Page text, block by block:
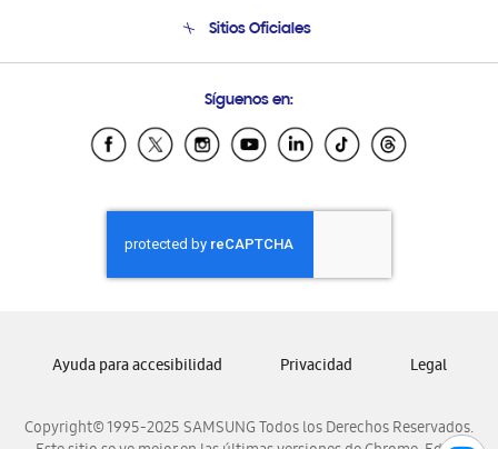
Condiciones de Compra
Soporte vía eMail
Sitios Oficiales
Samsung Ecuador
Samsung El Salvador
Samsung Honduras
Samsung Nicaragua
Samsung Panamá
Samsung Venezuela
Síguenos en:
Copyright© 1995-2025 SAMSUNG Todos los Derechos Reservados.
Ayuda para accesibilidad Privacidad Legal